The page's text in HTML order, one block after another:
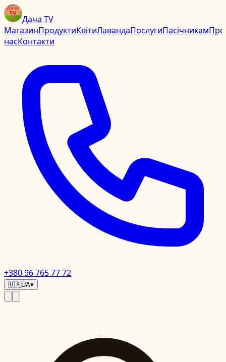
Дача TV
МагазинПродуктиКвітиЛавандаПослугиПасічникамПро
насКонтакти
+380 96 765 77 72
🇺🇦UA▾